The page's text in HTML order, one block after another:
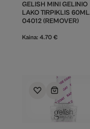
GELISH MINI GELINIO
LAKO TIRPIKLIS
04012 (REMOVER)
Kaina: 4.70 €